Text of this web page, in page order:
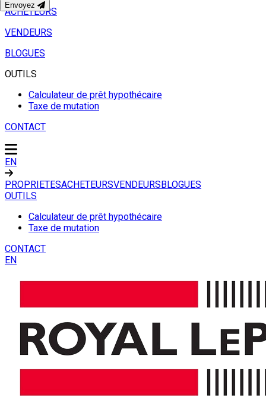
ACHETEURS
VENDEURS
BLOGUES
OUTILS
Calculateur de prêt hypothécaire
Taxe de mutation
CONTACT
EN
PROPRIETESACHETEURSVENDEURSBLOGUES
OUTILS
Calculateur de prêt hypothécaire
Taxe de mutation
CONTACT
EN
Envoyez